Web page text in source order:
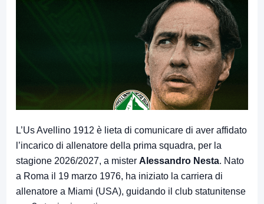
L’Us Avellino 1912 è lieta di comunicare di aver affidato
l’incarico di allenatore della prima squadra, per la
stagione 2026/2027, a mister Alessandro Nesta. Nato
a Roma il 19 marzo 1976, ha iniziato la carriera di
allenatore a Miami (USA), guidando il club statunitense